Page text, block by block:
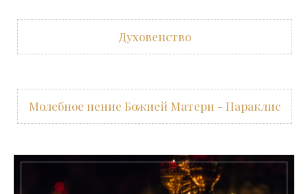
Духовенство
Молебное пение Божией Матери - Параклис